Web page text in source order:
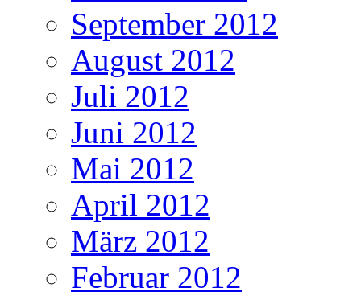
September 2012
August 2012
Juli 2012
Juni 2012
Mai 2012
April 2012
März 2012
Februar 2012